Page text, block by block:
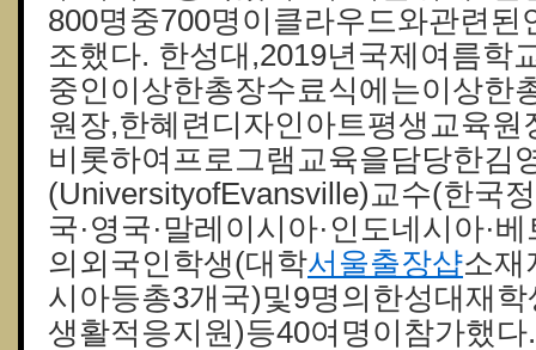
800명중700명이클라우드와관련된
조했다. 한성대,2019년국제여름학
중인이상한총장수료식에는이상한
원장,한혜련디자인아트평생교육
비롯하여프로그램교육을담당한김
(UniversityofEvansville)교수(한국
국·영국·말레이시아·인도네시아·
의외국인학생(대학서울 출장샵소재
시아등총3개국)및9명의한성대재
생활적응지원)등40여명이참가했다.